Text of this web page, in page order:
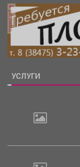
реклама
УСЛУГИ